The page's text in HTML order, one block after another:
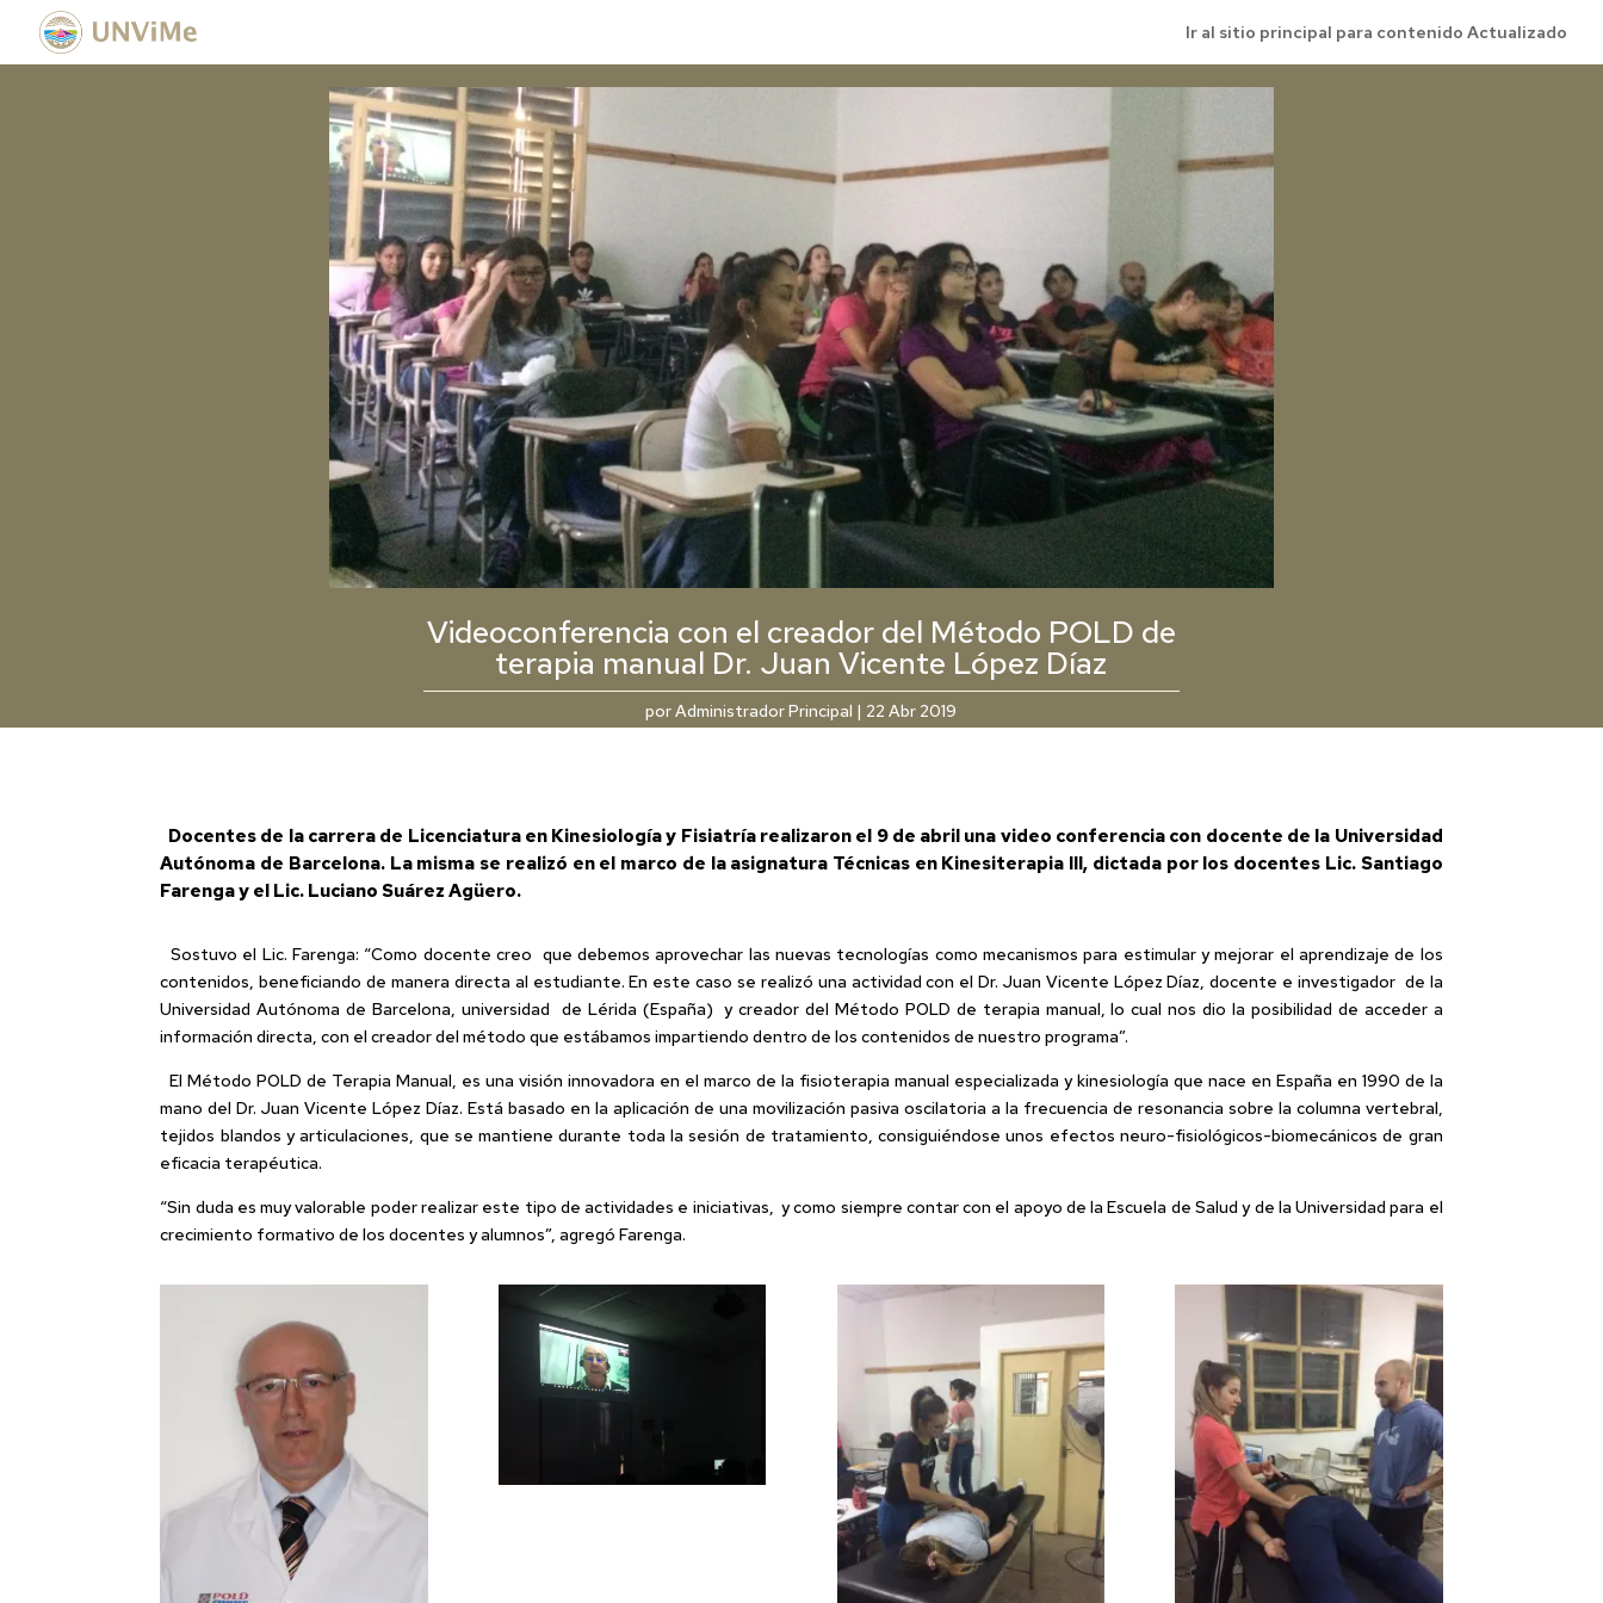
Ir al sitio principal para contenido Actualizado
Videoconferencia con el creador del Método POLD de
terapia manual Dr. Juan Vicente López Díaz
porAdministrador Principal | 22 Abr 2019
Docentes de la carrera de Licenciatura en Kinesiología y Fisiatría realizaron el 9 de abril una video conferencia con docente de la Universidad
Autónoma de Barcelona. La misma se realizó en el marco de la asignatura Técnicas en Kinesiterapia III, dictada por los docentes Lic. Santiago
Farenga y el Lic. Luciano Suárez Agüero.
Sostuvo el Lic. Farenga: “Como docente creo que debemos aprovechar las nuevas tecnologías como mecanismos para estimular y mejorar el aprendizaje de los
contenidos, beneficiando de manera directa al estudiante. En este caso se realizó una actividad con el Dr. Juan Vicente López Díaz, docente e investigador de la
Universidad Autónoma de Barcelona, universidad de Lérida (España) y creador del Método POLD de terapia manual, lo cual nos dio la posibilidad de acceder a
información directa, con el creador del método que estábamos impartiendo dentro de los contenidos de nuestro programa”.
El Método POLD de Terapia Manual, es una visión innovadora en el marco de la fisioterapia manual especializada y kinesiología que nace en España en 1990 de la
mano del Dr. Juan Vicente López Díaz. Está basado en la aplicación de una movilización pasiva oscilatoria a la frecuencia de resonancia sobre la columna vertebral,
tejidos blandos y articulaciones, que se mantiene durante toda la sesión de tratamiento, consiguiéndose unos efectos neuro-fisiológicos-biomecánicos de gran
eficacia terapéutica.
“Sin duda es muy valorable poder realizar este tipo de actividades e iniciativas, y como siempre contar con el apoyo de la Escuela de Salud y de la Universidad para el
crecimiento formativo de los docentes y alumnos”, agregó Farenga.